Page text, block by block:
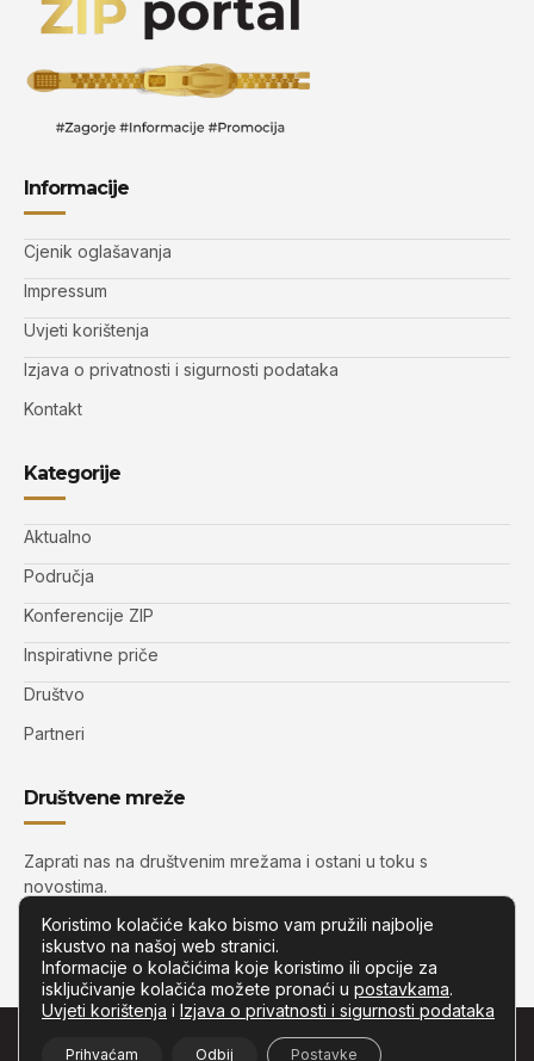
Informacije
Cjenik oglašavanja
Impressum
Uvjeti korištenja
Izjava o privatnosti i sigurnosti podataka
Kontakt
Kategorije
Aktualno
Područja
Konferencije ZIP
Inspirativne priče
Društvo
Partneri
Društvene mreže
Zaprati nas na društvenim mrežama i ostani u toku s
novostima.
Zip.com.hr– Sva prava pridržana.
Koristimo kolačiće kako bismo vam pružili najbolje
iskustvo na našoj web stranici.
Informacije o kolačićima koje koristimo ili opcije za
isključivanje kolačića možete pronaći u postavkama.
Uvjeti korištenja i Izjava o privatnosti i sigurnosti podataka
Prihvaćam Odbij Postavke